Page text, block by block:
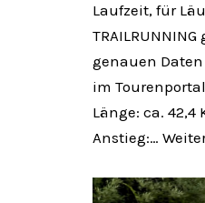
Laufzeit, für
genauen Daten
im
Länge: ca.
Anstieg:…